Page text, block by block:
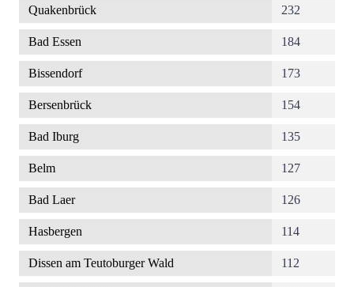
Quakenbrück 232
Bad Essen 184
Bissendorf 173
Bersenbrück 154
Bad Iburg 135
Belm 127
Bad Laer 126
Hasbergen 114
Dissen am Teutoburger Wald 112